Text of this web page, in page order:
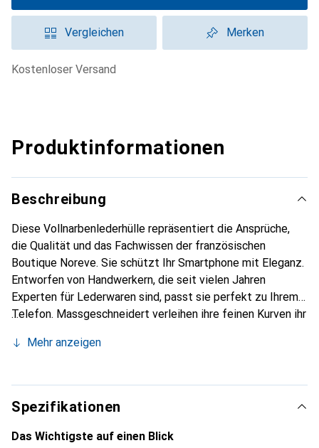
Vergleichen Merken
kostenloser Versand
Produktinformationen
Beschreibung
Diese Vollnarbenlederhülle repräsentiert die Ansprüche,
die Qualität und das Fachwissen der französischen
Boutique Noreve. Sie schützt Ihr Smartphone mit Eleganz.
Entworfen von Handwerkern, die seit vielen Jahren
Experten für Lederwaren sind, passt sie perfekt zu Ihrem
Telefon. Massgeschneidert verleihen ihre feinen Kurven ihr
unverzichtbaren Accessoire für Ihr Smartphone.
die Marke Noreve eine sichere Wahl für eine
anspruchsvolle Kundschaft.
Mehr anzeigen
Spezifikationen
Das Wichtigste auf einen Blick